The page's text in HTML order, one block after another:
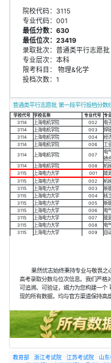
院校代码：3115
专业代码：001
最低分数：630
最低位次：23419
录取批次：普通类平行志愿批
专业层次：本科
限考科目： 物理&化学
投档次数：1
普通类平行志愿批 第一段平行投档分数
学校代号 学校名称 专业代号 专
3114
上海电机学院 002 电
3114
上海电机学院 003 焊
3114
上海电机学院 004 经
3114
上海电机学院 006 工
3114
上海电机学院 007
电
德
3114
上海电机学院 008 机
3115
上海电力大学 001 能
3115
上海电力大学 002 机
3115
上海电力大学 003 新
3115
上海电力大学 004 核
3115
上海电力大学 005 新
3115
上海电力大学 006 电
3115
上海电力大学 007 能
3115
上海电力大学 008 电
3115
上海电力大学 009 自
果然优志始终秉持专业与敬畏之
高考录取分数与位次信息。我们严格
可追溯、可验证，竭力为您构建一个
现的所有数据，均与官方渠道保持高
教育部 浙江考试院 江苏考试院 山